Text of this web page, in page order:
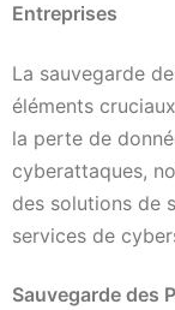
Entreprises
La sauvegarde
éléments
la perte de
cyberattaques,
des solutions de
services de
Sauvegarde des